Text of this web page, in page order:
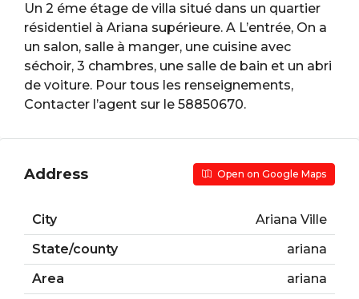
Un 2 éme étage de villa situé dans un quartier
résidentiel à Ariana supérieure. A L’entrée, On a
un salon, salle à manger, une cuisine avec
séchoir, 3 chambres, une salle de bain et un abri
de voiture. Pour tous les renseignements,
Contacter l’agent sur le 58850670.
Address Open on Google Maps
City
Ariana Ville
State/county
ariana
Area
ariana